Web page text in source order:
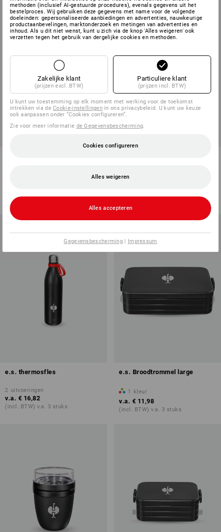
(incl. BTW) v.a. 50 stuks
1 variant
(incl. BTW) v.a. 6 pakken
e.s. thermosfles
2 uitvoeringen
v.a. € 16,82
(incl. BTW) v.a. 3 stuks
e.s. Broodtrommel large
1 kleur
v.a. € 11,98
(incl. BTW) v.a. 3 stuks
methoden (inclusief AI-gestuurde procedures), evenals gegevens uit het
bestelproces. Wij gebruiken deze gegevens met name voor de volgende
doeleinden: gepersonaliseerde aanbiedingen en advertenties, nauwkeurige
productaanbevelingen, marktonderzoek en metingen van advertenties en
inhoud. Als u dit niet wenst, kunt u zich via de knop 'Alles weigeren' ook
verzetten tegen het gebruik van dergelijke cookies en methoden.
Zakelijke klant
(prijzen excl. BTW)
Particuliere klant
(prijzen incl. BTW)
U kunt uw toestemming op elk moment met werking voor de toekomst
intrekken via deCookie-instellingenin ons privacybeleid. U kunt uw keuze
ook aanpassen onder “Cookies configureren”.
Zie voor meer informatie de Gegevensbescherming
Cookies configureren
Alles weigeren
Alles accepteren
Gegevensbescherming | Impressum